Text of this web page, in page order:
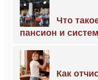
Что
пансион и
Как